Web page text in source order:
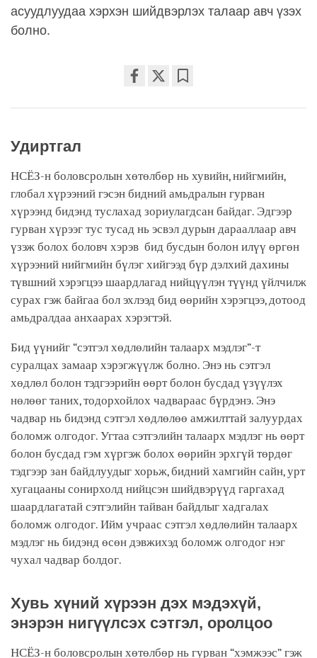
асуудлуудаа хэрхэн шийдвэрлэх талаар авч үзэх
болно.
on
Удиртгал
НСЁЗ-н боловсролын хөтөлбөр нь хувийн, нийгмийн,
глобал хүрээний гэсэн бидний амьдралын гурван
хүрээнд бидэнд туслахад зориулагдсан байдаг. Эдгээр
гурван хүрээг тус тусад нь эсвэл дурын дарааллаар авч
үзэж болох боловч хэрэв бид бусдын болон илүү өргөн
хүрээний нийгмийн бүлэг хийгээд бүр дэлхий дахины
түвшний хэрэгцээ шаардлагад нийцүүлэн түүнд үйлчилж
сурах гэж байгаа бол эхлээд бид өөрийн хэрэгцээ, дотоод
амьдралдаа анхаарах хэрэгтэй.
Бид үүнийг “сэтгэл хөдлөлийн талаарх мэдлэг”-т
суралцах замаар хэрэгжүүлж болно. Энэ нь сэтгэл
хөдлөл болон тэдгээрийн өөрт болон бусдад үзүүлэх
нөлөөг таних, тодорхойлох чадвараас бүрдэнэ. Энэ
чадвар нь бидэнд сэтгэл хөдлөлөө амжилттай залуурдах
боломж олгодог. Угтаа сэтгэлийн талаарх мэдлэг нь өөрт
болон бусдад гэм хүргэж болох өөрийн эрхгүй төрдөг
тэдгээр зан байдлуудыг хорьж, бидний хамгийн сайн, урт
хугацааны сонирхолд нийцсэн шийдвэрүүд гаргахад
шаардлагатай сэтгэлийн тайван байдлыг хадгалах
боломж олгодог. Ийм учраас сэтгэл хөдлөлийн талаарх
мэдлэг нь бидэнд өсөн дэвжихэд боломж олгодог нэг
чухал чадвар болдог.
Хувь хүний хүрээн дэх мэдэхүй,
энэрэн нигүүлсэх сэтгэл, оролцоо
НСЁЗ-н боловсролын хөтөлбөр нь гурван “хэмжээс” гэж